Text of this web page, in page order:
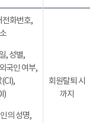
전화번호,
, 성별,
국인 여부,
의 성명,
회원탈퇴 시
까지